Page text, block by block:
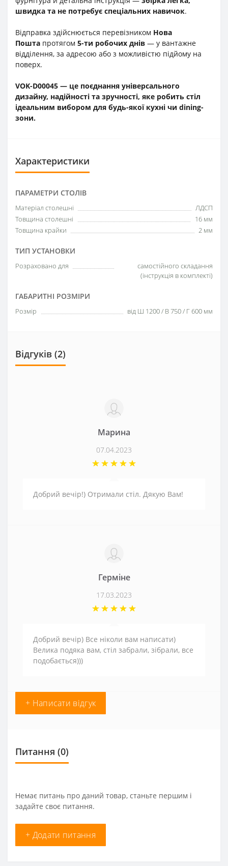
швидка та не потребує спеціальних навичок.
Відправка здійснюється перевізником Нова
Пошта протягом 5-ти робочих днів — у вантажне
відділення, за адресою або з можливістю підйому на
поверх.
VOK-D00045 — це поєднання універсального
дизайну, надійності та зручності, яке робить стіл
ідеальним вибором для будь-якої кухні чи dining-
зони.
Характеристики
ПАРАМЕТРИ СТОЛІВ
Матеріал столешні
ЛДСП
Товщина столешні
16 мм
Товщина крайки
2 мм
ТИП УСТАНОВКИ
Розраховано для
самостійного складання
(інструкція в комплекті)
ГАБАРИТНІ РОЗМІРИ
Розмір від Ш 1200 / В 750 / Г 600 мм
Відгуків (2)
Марина
07.04.2023
Добрий вечір!) Отримали стіл. Дякую Вам!
Герміне
17.03.2023
Добрий вечір) Все ніколи вам написати)
Велика подяка вам, стіл забрали, зібрали, все
подобається)))
+ Написати відгук
Питання (0)
Немає питань про даний товар, станьте першим і
задайте своє питання.
+ Додати питання